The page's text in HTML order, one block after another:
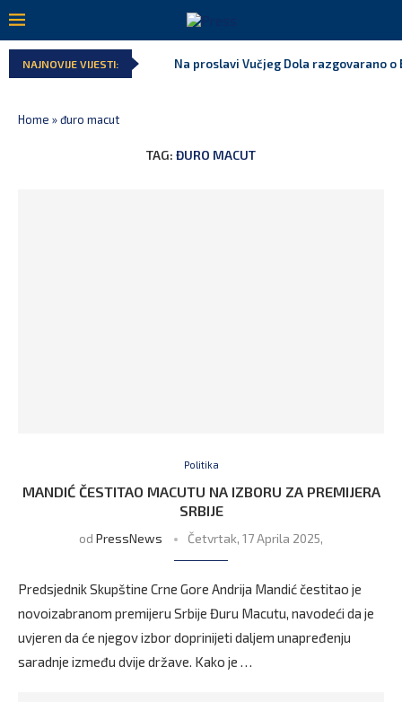
NAJNOVIJE VIJESTI: Na proslavi Vučjeg Dola razgovarano
Home »đuro macut
TAG: ĐURO MACUT
Politika
MANDIĆ ČESTITAO MACUTU NA IZBORU ZA PREMIJERA
SRBIJE
od PressNews Četvrtak, 17 Aprila 2025,
Predsjednik Skupštine Crne Gore Andrija Mandić čestitao je
novoizabranom premijeru Srbije Đuru Macutu, navodeći da je
uvjeren da će njegov izbor doprinijeti daljem unapređenju
saradnje između dvije države. Kako je …